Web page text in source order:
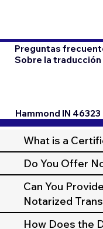
Preguntas
Sobre la
Hammond IN 46323
What is a
Do You Offer
Can You
Notarized
How Does the